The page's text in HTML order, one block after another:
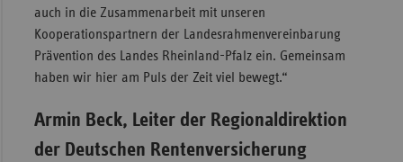
auch in die Zusammenarbeit mit unseren
Kooperationspartnern der Landesrahmenvereinbarung
Prävention des Landes Rheinland-Pfalz ein. Gemeinsam
haben wir hier am Puls der Zeit viel bewegt.“
Armin Beck, Leiter der Regionaldirektion
der Deutschen Rentenversicherung